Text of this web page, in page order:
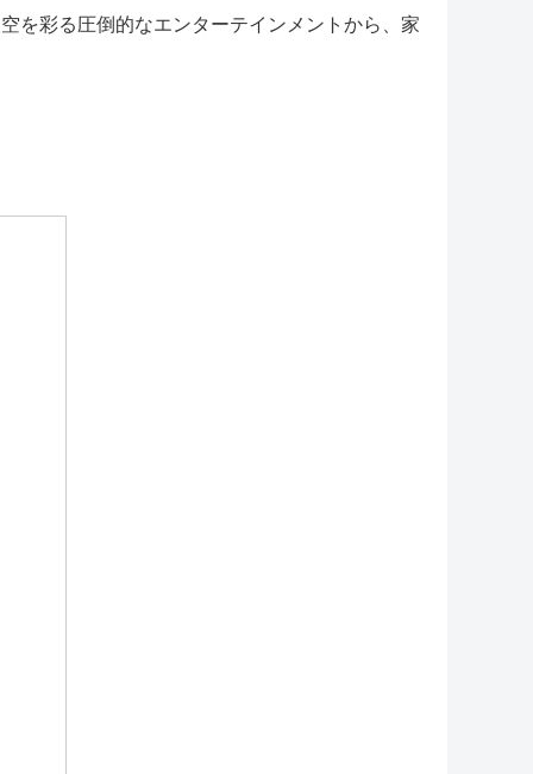
を彩る圧倒的なエンターテインメントから、家